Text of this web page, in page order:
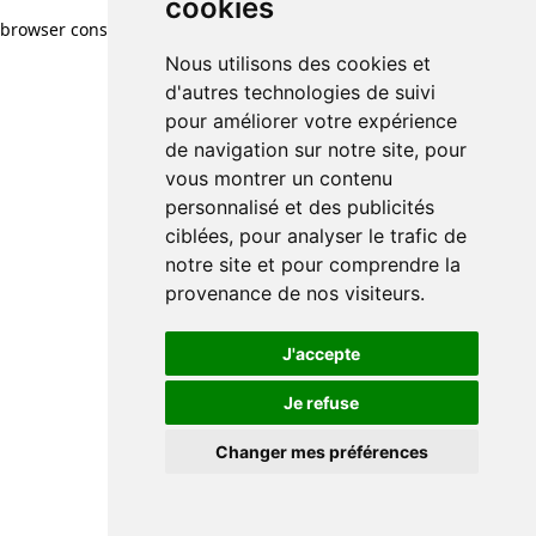
cookies
Nous utilisons des cookies et
d'autres technologies de suivi
pour améliorer votre expérience
de navigation sur notre site, pour
vous montrer un contenu
personnalisé et des publicités
ciblées, pour analyser le trafic de
notre site et pour comprendre la
provenance de nos visiteurs.
J'accepte
Je refuse
Changer mes préférences
browser console for more information)